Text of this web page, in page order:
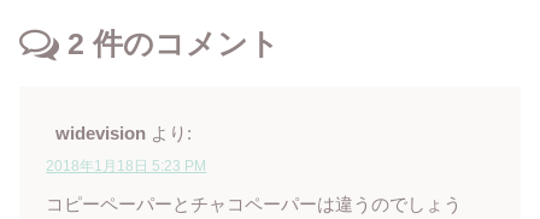
2 件のコメント
widevision より:
2018年1月18日 5:23 PM
コピーペーパーとチャコペーパーは違うのでしょう